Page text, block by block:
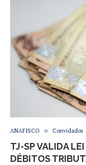
ANAFISCO Convidados
TJ-SP VALIDA
DÉBITOS